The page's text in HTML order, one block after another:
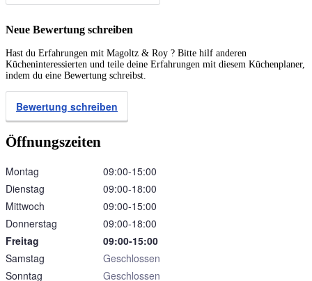
Neue Bewertung schreiben
Hast du Erfahrungen mit Magoltz & Roy ? Bitte hilf anderen
Kücheninteressierten und teile deine Erfahrungen mit diesem Küchenplaner,
indem du eine Bewertung schreibst.
Bewertung schreiben
Öffnungszeiten
Montag
09:00‑15:00
Dienstag
09:00‑18:00
Mittwoch
09:00‑15:00
Donnerstag
09:00‑18:00
Freitag
09:00‑15:00
Samstag
Geschlossen
Sonntag
Geschlossen